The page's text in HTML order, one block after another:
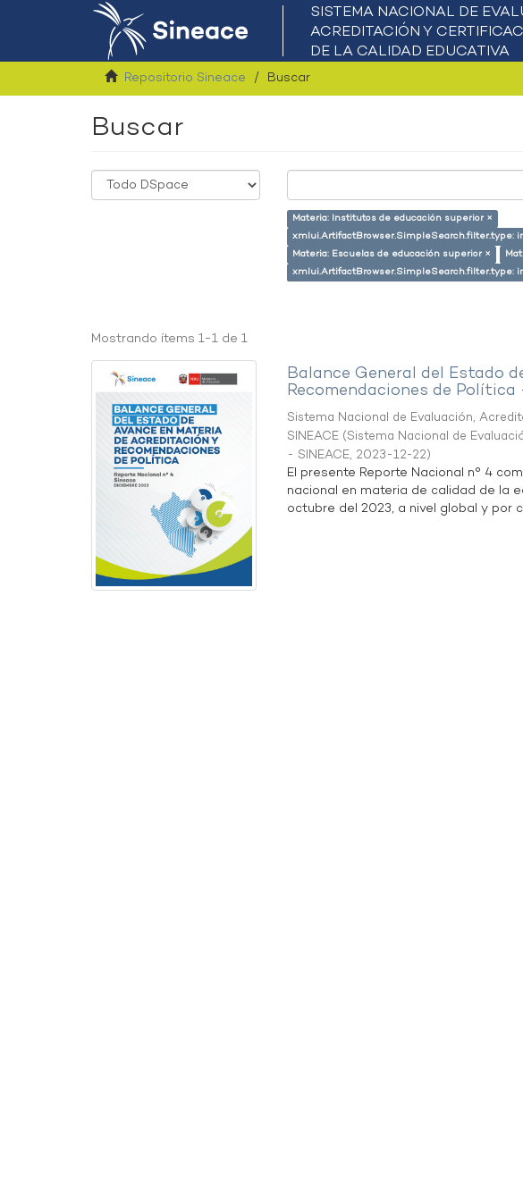
Repositorio Sineace Buscar
Buscar
Materia: Institutos de educación superior ×
xmlui.ArtifactBrowser.SimpleSearch.filter.type:
Materia: Escuelas de educación superior ×
xmlui.ArtifactBrowser.SimpleSearch.filter.type:
Mostrando ítems 1-1 de 1
Balance General del Estado
Recomendaciones de
Sistema Nacional de Evaluación,
SINEACE (Sistema Nacional de
- SINEACE, 2023-12-22)
El presente Reporte Nacional n° 4
nacional en materia de calidad de la
octubre del 2023, a nivel global y por